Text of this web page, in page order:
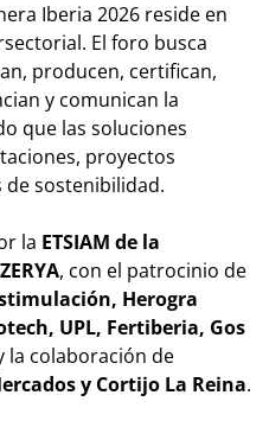
Iberia 2026 reside en
El foro busca
producen, certifican,
y comunican la
que las soluciones
proyectos
de sostenibilidad.
la ETSIAM de la
ZERYA, con el patrocinio de
Herogra
UPL, Fertiberia, Gos
la colaboración de
y Cortijo La Reina.